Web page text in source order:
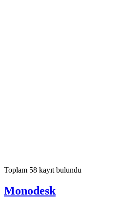
Toplam 58 kayıt bulundu
Monodesk